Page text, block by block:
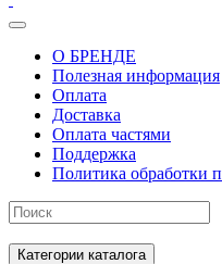
О БРЕНДЕ
Полезная информация
Оплата
Доставка
Оплата частями
Поддержка
Политика обработки
Категории каталога